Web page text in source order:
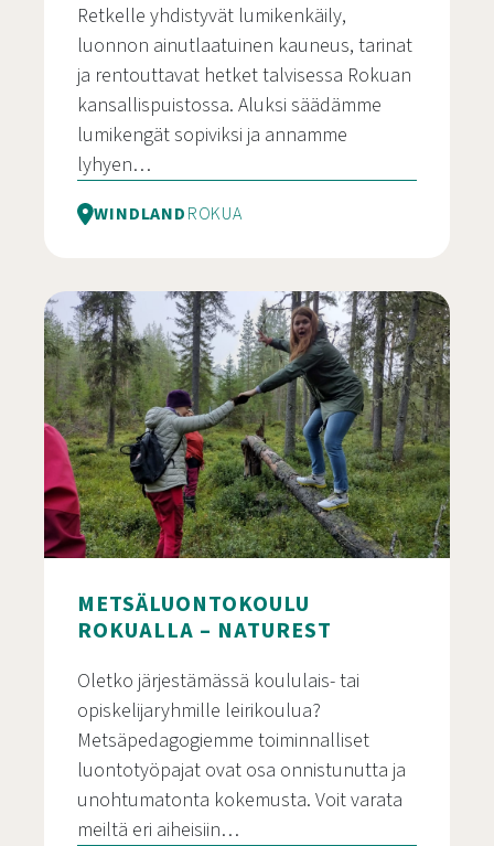
Retkelle yhdistyvät lumikenkäily,
luonnon ainutlaatuinen kauneus, tarinat
ja rentouttavat hetket talvisessa Rokuan
kansallispuistossa. Aluksi säädämme
lumikengät sopiviksi ja annamme
lyhyen…
WINDLANDROKUA
METSÄLUONTOKOULU
ROKUALLA – NATUREST
Oletko järjestämässä koululais- tai
opiskelijaryhmille leirikoulua?
Metsäpedagogiemme toiminnalliset
luontotyöpajat ovat osa onnistunutta ja
unohtumatonta kokemusta. Voit varata
meiltä eri aiheisiin…